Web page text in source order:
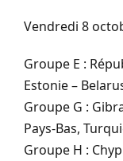
Vendredi 8
Groupe E :
Estonie –
Groupe G :
Pays-Bas,
Groupe H :